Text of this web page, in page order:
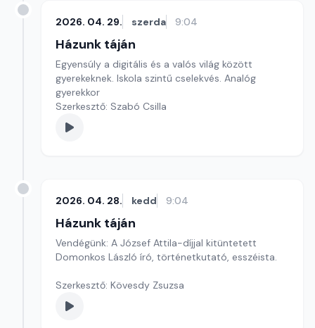
2026. 04. 29. szerda 9:04
Házunk táján
Egyensúly a digitális és a valós világ között
gyerekeknek. Iskola szintű cselekvés. Analóg
gyerekkor
Szerkesztő: Szabó Csilla
2026. 04. 28. kedd 9:04
Házunk táján
Vendégünk: A József Attila-díjjal kitüntetett
Domonkos László író, történetkutató, esszéista.
Szerkesztő: Kövesdy Zsuzsa